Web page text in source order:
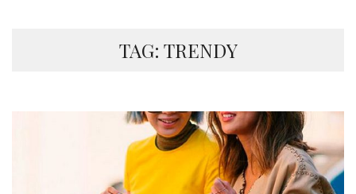
TAG: TRENDY